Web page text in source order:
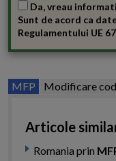
Da, vreau
Sunt de acord ca
Regulamentului UE
MFP Modificare
Articole
Romania prin